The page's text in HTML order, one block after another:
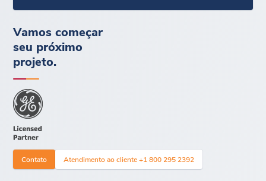
Vamos começar
seu próximo
projeto.
Contato Atendimento ao cliente +1 800 295 2392